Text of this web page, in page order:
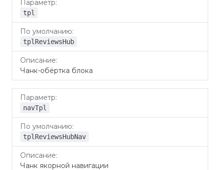
tpl
tplReviewsHub
Чанк-обёртка блока
navTpl
tplReviewsHubNav
Чанк якорной навигации